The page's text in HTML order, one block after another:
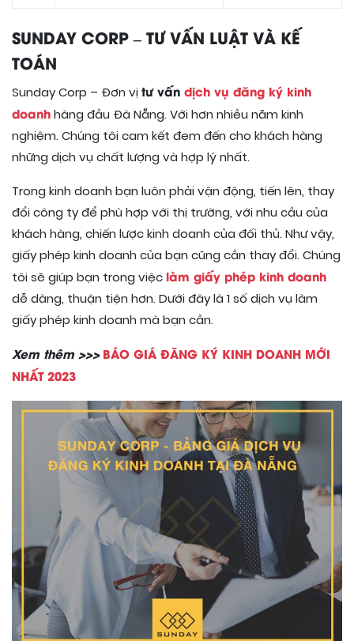
SUNDAY CORP – TƯ VẤN LUẬT VÀ KẾ
TOÁN
Sunday Corp – Đơn vị tư vấn dịch vụ đăng ký kinh
doanh hàng đầu Đà Nẵng. Với hơn nhiều năm kinh
nghiệm. Chúng tôi cam kết đem đến cho khách hàng
những dịch vụ chất lượng và hợp lý nhất.
Trong kinh doanh bạn luôn phải vận động, tiến lên, thay
đổi công ty để phù hợp với thị trường, với nhu cầu của
khách hàng, chiến lược kinh doanh của đối thủ. Như vậy,
giấy phép kinh doanh của bạn cũng cần thay đổi. Chúng
tôi sẽ giúp bạn trong việc làm giấy phép kinh doanh
dễ dàng, thuận tiện hơn. Dưới đây là 1 số dịch vụ làm
giấy phép kinh doanh mà bạn cần.
Xem thêm >>> BÁO GIÁ ĐĂNG KÝ KINH DOANH MỚI
NHẤT 2023